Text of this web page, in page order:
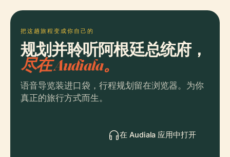
把这趟旅程变成你自己的
规划并聆听阿根廷总统府，
尽在 Audiala。
语音导览装进口袋，行程规划留在浏览器。为你
真正的旅行方式而生。
在 Audiala 应用中打开